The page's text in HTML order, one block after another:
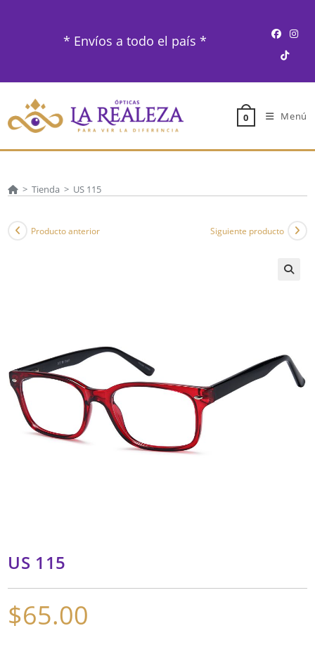
* Envíos a todo el país *
0 Menú
> Tienda > US 115
Producto anterior Siguiente producto
US 115
$65.00